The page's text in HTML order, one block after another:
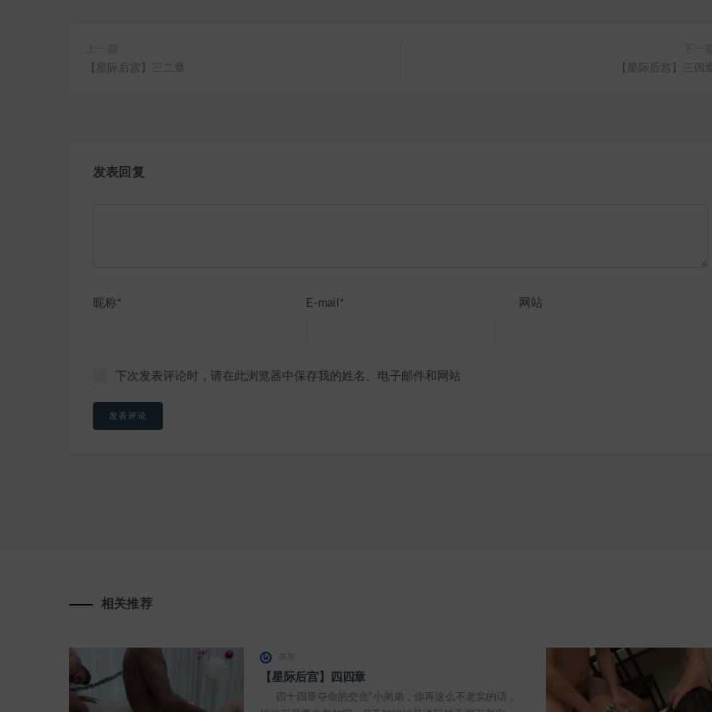
【星际后宫】三二章
【星际后宫】三四
发表回复
昵称* E-mail* 网站
下次发表评论时，请在此浏览器中保存我的姓名、电子邮件和网站
相关推荐
灰灰
【星际后宫】四四章
四十四章夺命的交合“小弟弟，你再这么不老实的话，